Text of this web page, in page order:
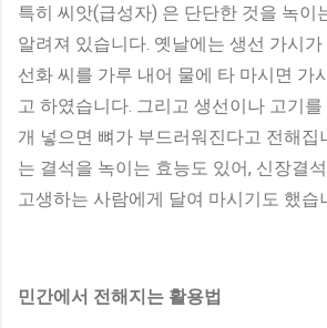
특히 씨앗(급성자) 은 단단한 것을 녹이
알려져 있습니다. 옛날에는 생선 가시
선화 씨를 가루 내어 물에 타 마시면 가
고 하였습니다. 그리고 생선이나 고기
개 넣으면 뼈가 부드러워진다고 전해집
는 결석을 녹이는 효능도 있어, 신장결
고생하는 사람에게 달여 마시기도 했습
민간에서 전해지는 활용법